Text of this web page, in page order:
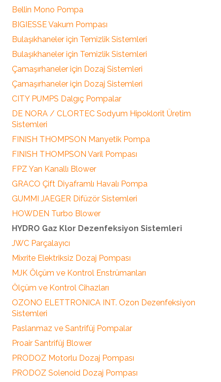
Bellin Mono Pompa
BIGIESSE Vakum Pompası
Bulaşıkhaneler için Temizlik Sistemleri
Bulaşıkhaneler için Temizlik Sistemleri
Çamaşırhaneler için Dozaj Sistemleri
Çamaşırhaneler için Dozaj Sistemleri
CITY PUMPS Dalgıç Pompalar
DE NORA / CLORTEC Sodyum Hipoklorit Üretim
Sistemleri
FINISH THOMPSON Manyetik Pompa
FINISH THOMPSON Varil Pompası
FPZ Yan Kanallı Blower
GRACO Çift Diyaframlı Havalı Pompa
GUMMI JAEGER Difüzör Sistemleri
HOWDEN Turbo Blower
HYDRO Gaz Klor Dezenfeksiyon Sistemleri
JWC Parçalayıcı
Mixrite Elektriksiz Dozaj Pompası
MJK Ölçüm ve Kontrol Enstrümanları
Ölçüm ve Kontrol Cihazları
OZONO ELETTRONICA INT. Ozon Dezenfeksiyon
Sistemleri
Paslanmaz ve Santrifüj Pompalar
Proair Santrifüj Blower
PRODOZ Motorlu Dozaj Pompası
PRODOZ Solenoid Dozaj Pompası